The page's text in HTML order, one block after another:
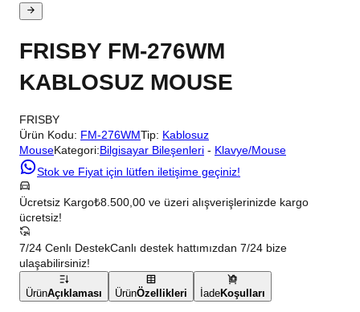
FRISBY FM-276WM
KABLOSUZ MOUSE
FRISBY
Ürün Kodu: FM-276WMTip: Kablosuz
MouseKategori:Bilgisayar Bileşenleri - Klavye/Mouse
Stok ve Fiyat için lütfen iletişime geçiniz!
Ücretsiz Kargo₺8.500,00 ve üzeri alışverişlerinizde kargo
ücretsiz!
7/24 Cenlı DestekCanlı destek hattımızdan 7/24 bize
ulaşabilirsiniz!
ÜrünAçıklaması ÜrünÖzellikleri İadeKoşulları